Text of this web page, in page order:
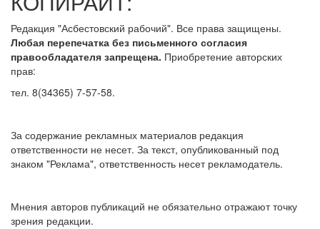
Редакция "Асбестовский рабочий". Все права защищены.
Любая перепечатка без письменного согласия
правообладателя запрещена. Приобретение авторских
прав:
тел. 8(34365) 7-57-58.
За содержание рекламных материалов редакция
ответственности не несет. За текст, опубликованный под
знаком "Реклама", ответственность несет рекламодатель.
Мнения авторов публикаций не обязательно отражают точку
зрения редакции.